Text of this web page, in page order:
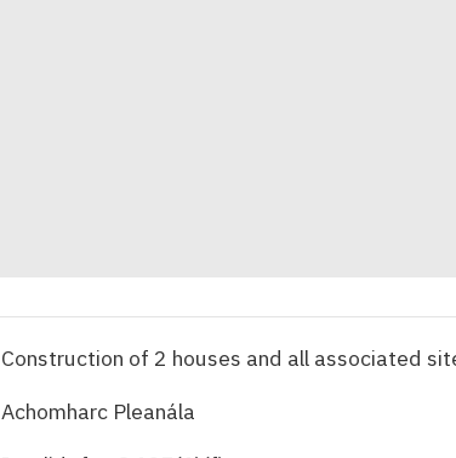
Construction of 2 houses and all associated
Achomharc Pleanála